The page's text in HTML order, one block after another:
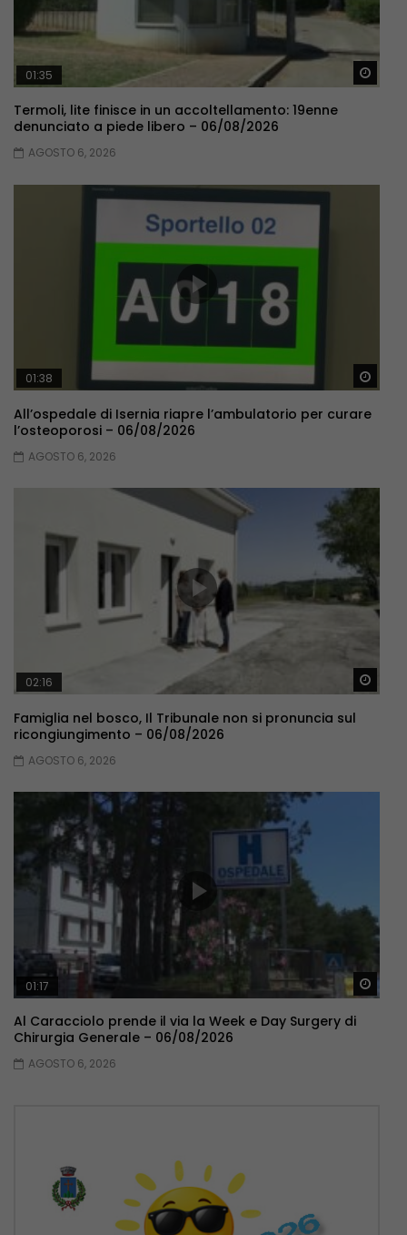
01:35
Termoli, lite finisce in un accoltellamento: 19enne
denunciato a piede libero – 06/08/2026
AGOSTO 6, 2026
01:38
All’ospedale di Isernia riapre l’ambulatorio per curare
l’osteoporosi – 06/08/2026
AGOSTO 6, 2026
02:16
Famiglia nel bosco, Il Tribunale non si pronuncia sul
ricongiungimento – 06/08/2026
AGOSTO 6, 2026
01:17
Al Caracciolo prende il via la Week e Day Surgery di
Chirurgia Generale – 06/08/2026
AGOSTO 6, 2026